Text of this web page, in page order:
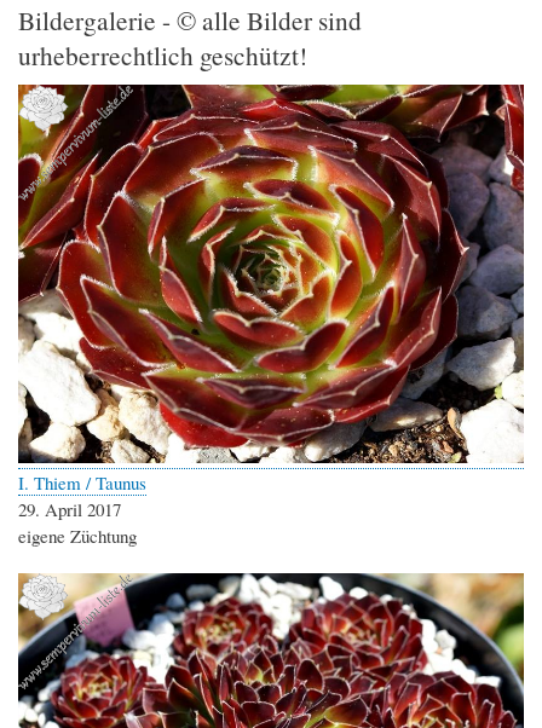
Bildergalerie - © alle Bilder sind
urheberrechtlich geschützt!
I. Thiem / Taunus
29. April 2017
eigene Züchtung